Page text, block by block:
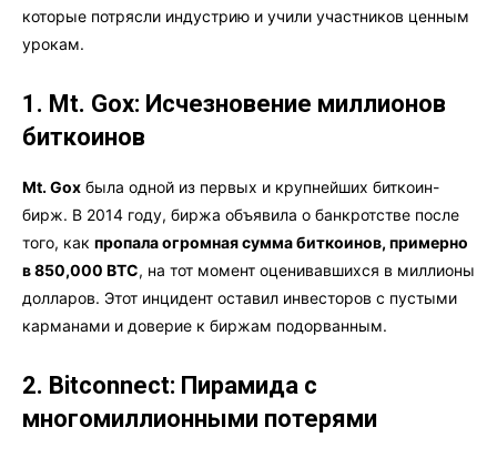
которые потрясли индустрию и учили участников ценным
урокам.
1. Mt. Gox: Исчезновение миллионов
биткоинов
Mt. Gox была одной из первых и крупнейших биткоин-
бирж. В 2014 году, биржа объявила о банкротстве после
того, как пропала огромная сумма биткоинов, примерно
в 850,000 BTC, на тот момент оценивавшихся в миллионы
долларов. Этот инцидент оставил инвесторов с пустыми
карманами и доверие к биржам подорванным.
2. Bitconnect: Пирамида с
многомиллионными потерями